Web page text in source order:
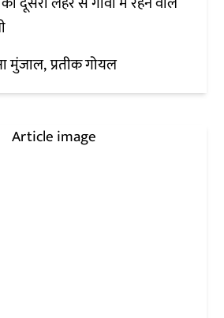
मुंजाल प्रतीक गोयल